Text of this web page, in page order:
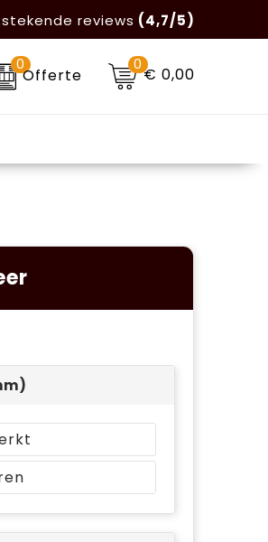
reviews (4,7/5)
0
Offerte
0€ 0,00